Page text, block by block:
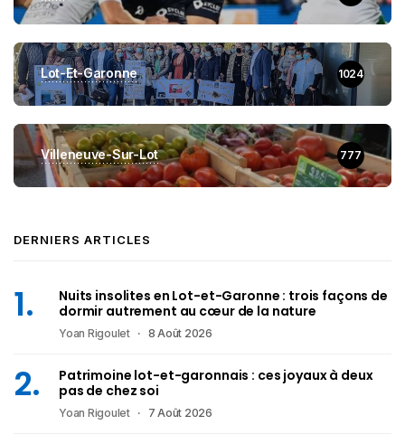
Lot-Et-Garonne 1024
Villeneuve-Sur-Lot 777
DERNIERS ARTICLES
Nuits insolites en Lot-et-Garonne : trois façons de
dormir autrement au cœur de la nature
Yoan Rigoulet 8 Août 2026
Patrimoine lot-et-garonnais : ces joyaux à deux
pas de chez soi
Yoan Rigoulet 7 Août 2026